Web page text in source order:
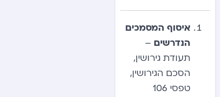
איסוף המסמכים
הנדרשים –
תעודת גירושין,
הסכם הגירושין,
טפסי 106